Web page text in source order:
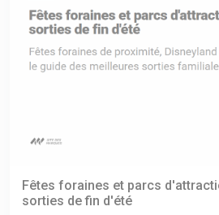
Fêtes foraines et parcs
sorties de fin d'été